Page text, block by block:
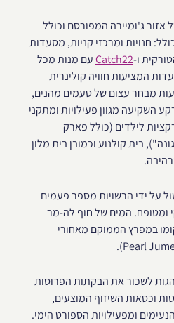
ג'ומיירה המפורסם וכולל
חנויות ומרכזי קניות, מסעדות
ו-Catch22עם מנות מכל
המציעות חוויה קולינרית
מבחר עצום של טעמים מהנים,
השקיעה מגוון פעילויות ומתקני
לילדים (כולל פארק
בית קולנוע וכמובן בית מלון
על ידי הרשויות מספר פעמים
ומטופח. המים של חוף לה-מר
במפרץ הממוקם מאחורי
לשכור את הבקתות הפרוסות
וכסאות השיזוף המוצעים,
ומפעילויות הספורט הימי.